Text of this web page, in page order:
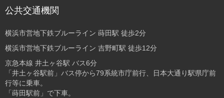
公共交通機関
横浜市営地下鉄ブルーライン 蒔田駅 徒歩2分
横浜市営地下鉄ブルーライン 吉野町駅 徒歩12分
京急本線 井土ヶ谷駅 バス6分
「井土ヶ谷駅前」バス停から79系統市庁前行、日本大通り駅県庁前
行等に乗車。
「蒔田駅前」で下車。